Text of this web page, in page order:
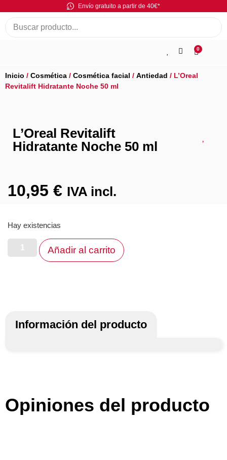
Envío gratuito a partir de 40€*
0
Inicio / Cosmética / Cosmética facial / Antiedad / L’Oreal
Revitalift Hidratante Noche 50 ml
L’Oreal Revitalift
Hidratante Noche 50 ml
10,95 € IVA incl.
Hay existencias
Añadir al carrito
Información del producto
Opiniones del producto